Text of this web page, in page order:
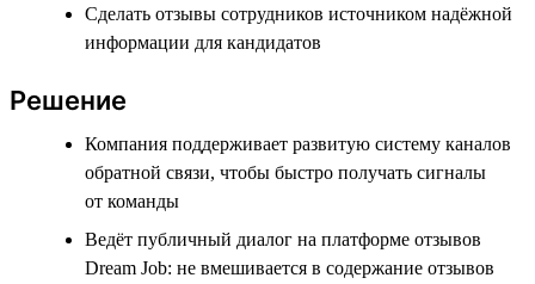
Сделать отзывы сотрудников источником надёжной
информации для кандидатов
Решение
Компания поддерживает развитую систему каналов
обратной связи, чтобы быстро получать сигналы
от команды
Ведёт публичный диалог на платформе отзывов
Dream Job: не вмешивается в содержание отзывов